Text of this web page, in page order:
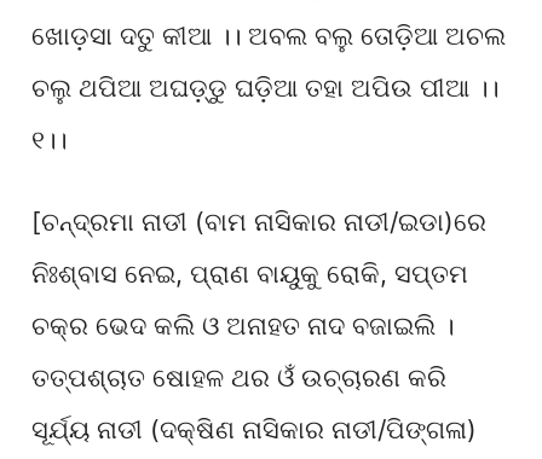
ଖୋଡ଼ସା ଦତୁ କୀଆ ।। ଅବଲ ବଲୁ ତୋଡ଼ିଆ ଅଚଲ
ଚଲୁ ଥପିଆ ଅଘଡ଼୍ଡୁ ଘଡ଼ିଆ ତହା ଅପିଉ ପୀଆ ।।
୧।।
[ଚନ୍ଦ୍ରମା ନାଡୀ (ବାମ ନାସିକାର ନାଡୀ/ଇଡା)ରେ
ନିଃଶ୍ବାସ ନେଇ, ପ୍ରାଣ ବାୟୁକୁ ରୋକି, ସପ୍ତମ
ଚକ୍ର ଭେଦ କଲି ଓ ଅନାହତ ନାଦ ବଜାଇଲି ।
ତତ୍ପଶ୍ଚାତ ଷୋହଳ ଥର ଓଁ ଉଚ୍ଚାରଣ କରି
ସୂର୍ଯ୍ୟ ନାଡୀ (ଦକ୍ଷିଣ ନାସିକାର ନାଡୀ/ପିଙ୍ଗଳା)